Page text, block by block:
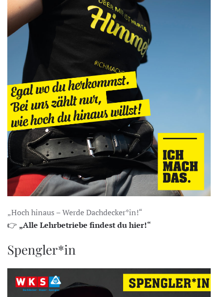
„Hoch hinaus – Werde Dachdecker*in!“
👉 „Alle Lehrbetriebe findest du hier!“
Spengler*in